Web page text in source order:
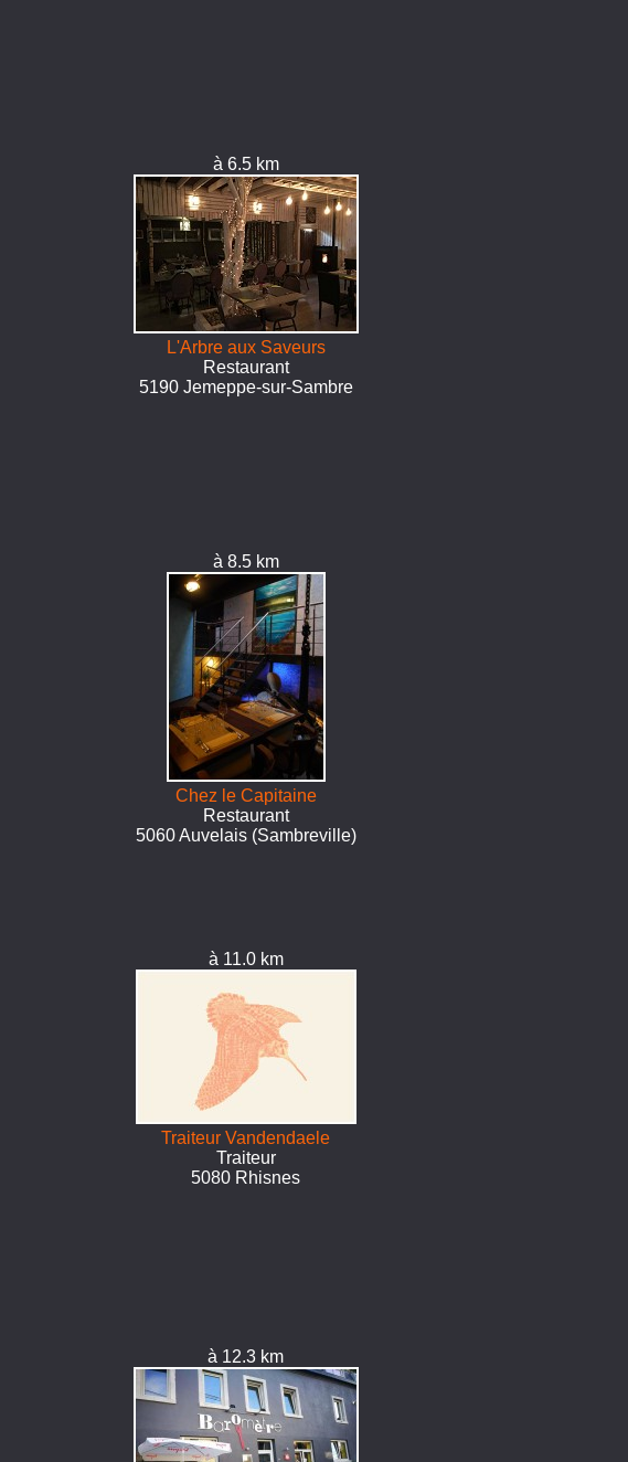
à 6.5 km
L'Arbre aux Saveurs
Restaurant
5190 Jemeppe-sur-Sambre
à 8.5 km
Chez le Capitaine
Restaurant
5060 Auvelais (Sambreville)
à 11.0 km
Traiteur Vandendaele
Traiteur
5080 Rhisnes
à 12.3 km